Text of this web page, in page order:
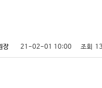
장 21-02-01 10:00 조회